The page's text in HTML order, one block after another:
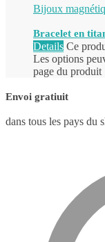
Bijoux
Bracelet en
Details Ce
Les options
page du produit
Envoi gratiuit
dans tous les pays du